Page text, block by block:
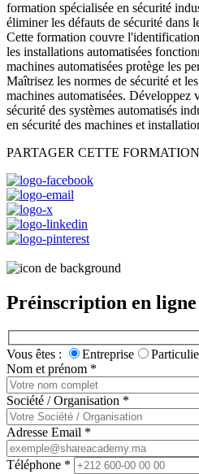
formation spécialisée en sécurité
éliminer les défauts de sécurité dans
Cette formation couvre
les installations automatisées
machines automatisées protège les
Maîtrisez les normes de sécurité et
machines automatisées. Développez
sécurité des systèmes automatisés
en sécurité des machines et
PARTAGER CETTE
Préinscription en ligne
Vous êtes : Entreprise
Nom et prénom *
Société / Organisation *
Adresse Email *
Téléphone *